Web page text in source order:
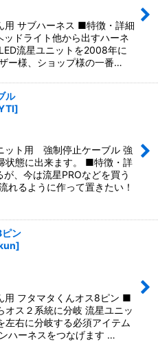
用 サブハーネス ■特徴・詳細
ッドライト他から出すハーネ
流星ユニットを2008年に
ー様、ショップ様の一番…
ル
]
ット用 強制停止ケーブル 強
状態に出来ます。 ■特徴・詳
、今は流星PROなどを買う
れるように作って置きたい！
ン
]
用 フタマタくんオス8ピン ■
オス２系統に分岐 流星ユニッ
左右に分岐する必須アイテム
ハーネスをつなげます …